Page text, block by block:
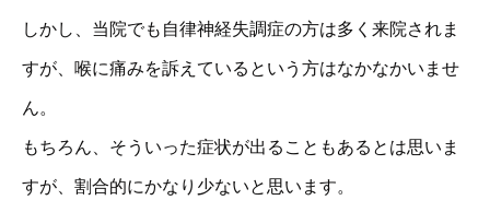
しかし、当院でも自律神経失調症の方は多く来院されま
すが、喉に痛みを訴えているという方はなかなかいませ
ん。
もちろん、そういった症状が出ることもあるとは思いま
すが、割合的にかなり少ないと思います。